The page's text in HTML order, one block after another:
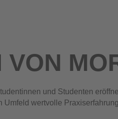
und Studenten
wertvolle